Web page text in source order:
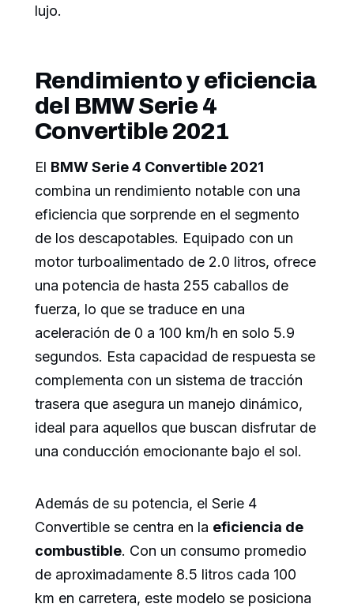
lujo.
Rendimiento y eficiencia
del BMW Serie 4
Convertible 2021
El BMW Serie 4 Convertible 2021
combina un rendimiento notable con una
eficiencia que sorprende en el segmento
de los descapotables. Equipado con un
motor turboalimentado de 2.0 litros, ofrece
una potencia de hasta 255 caballos de
fuerza, lo que se traduce en una
aceleración de 0 a 100 km/h en solo 5.9
segundos. Esta capacidad de respuesta se
complementa con un sistema de tracción
trasera que asegura un manejo dinámico,
ideal para aquellos que buscan disfrutar de
una conducción emocionante bajo el sol.
Además de su potencia, el Serie 4
Convertible se centra en la eficiencia de
combustible. Con un consumo promedio
de aproximadamente 8.5 litros cada 100
km en carretera, este modelo se posiciona